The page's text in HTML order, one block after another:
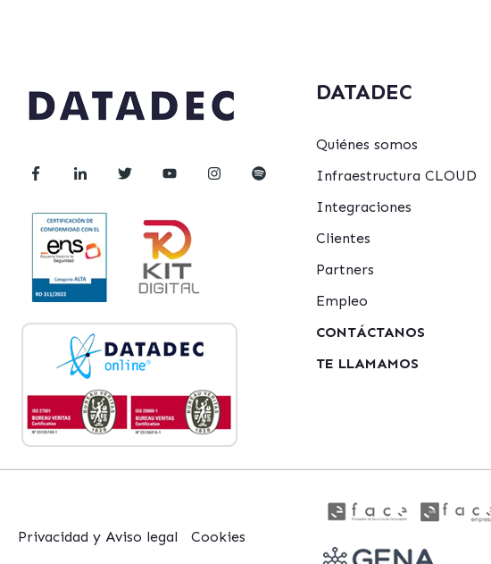
DATADEC
Quiénes somos
Infraestructura CLOUD
Integraciones
Clientes
Partners
Empleo
CONTÁCTANOS
TE LLAMAMOS
Privacidad y Aviso legal Cookies